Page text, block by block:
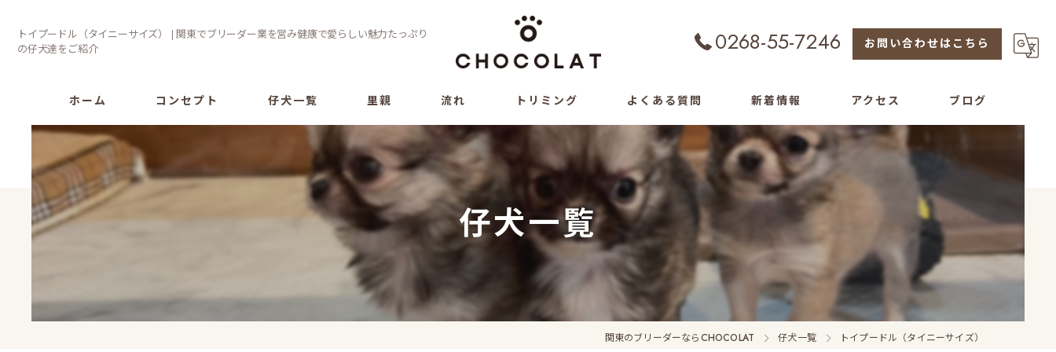
トイプードル（タイニーサイズ） | 関東でブリーダー業を営み健康で愛らしい魅力たっぷり
の仔犬達をご紹介
0268-55-7246 お問い合わせはこちら
ホーム コンセプト 仔犬一覧 里親 流れ トリミング よくある質問 新着情報 アクセス ブログ
仔犬一覧
関東のブリーダーならCHOCOLAT 仔犬一覧 トイプードル（タイニーサイズ）